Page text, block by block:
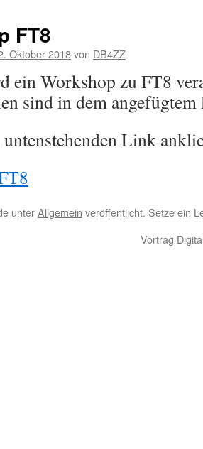
FT8
Oktober 2018von DB4ZZ
ein Workshop zu FT8
sind in dem angefügtem
Link
unterAllgemein veröffentlicht. Setze ein
Vortrag